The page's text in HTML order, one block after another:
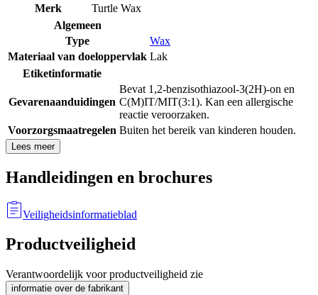
Merk
Turtle Wax
Algemeen
Type
Wax
Materiaal van doeloppervlak Lak
Etiketinformatie
Gevarenaanduidingen
Bevat 1,2-benzisothiazool-3(2H)-on en
C(M)IT/MIT(3:1). Kan een allergische
reactie veroorzaken.
Voorzorgsmaatregelen Buiten het bereik van kinderen houden.
Lees meer
Handleidingen en brochures
Veiligheidsinformatieblad
Productveiligheid
Verantwoordelijk voor productveiligheid zie
informatie over de fabrikant